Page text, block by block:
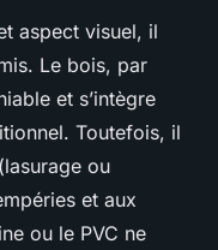
aspect visuel, il
Le bois, par
et s’intègre
Toutefois, il
ou
et aux
ou le PVC ne